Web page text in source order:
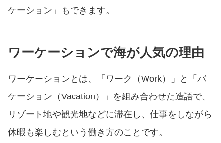
ケーション」もできます。
ワーケーションで海が人気の理由
ワーケーションとは、「ワーク（Work）」と「バ
ケーション（Vacation）」を組み合わせた造語で、
リゾート地や観光地などに滞在し、仕事をしながら
休暇も楽しむという働き方のことです。